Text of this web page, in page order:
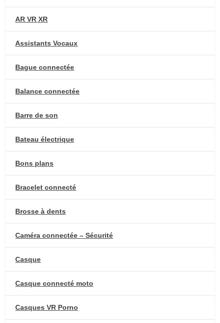
AR VR XR
Assistants Vocaux
Bague connectée
Balance connectée
Barre de son
Bateau électrique
Bons plans
Bracelet connecté
Brosse à dents
Caméra connectée – Sécurité
Casque
Casque connecté moto
Casques VR Porno